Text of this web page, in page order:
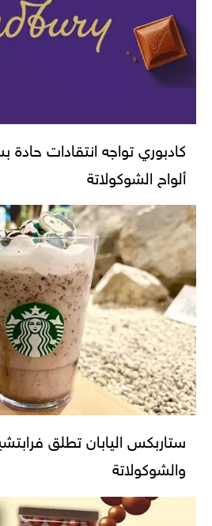
كادبوري تواجه انتقادات
ألواح الشوكولاتة
ستاربكس اليابان تطلق
والشوكولاتة